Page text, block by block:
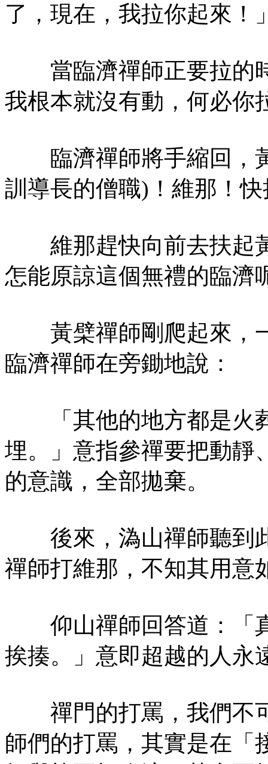
了，現在，我拉你起來！
當臨濟禪師正要拉的
我根本就沒有動，何必你
臨濟禪師將手縮回，
訓導長的僧職)！維那！
維那趕快向前去扶起
怎能原諒這個無禮的臨濟
黃檗禪師剛爬起來，
臨濟禪師在旁鋤地說：
「其他的地方都是火
埋。」意指參禪要把動靜
的意識，全部拋棄。
後來，溈山禪師聽到
禪師打維那，不知其用意
仰山禪師回答道：「
挨揍。」意即超越的人永
禪門的打罵，我們不
師們的打罵，其實是在「